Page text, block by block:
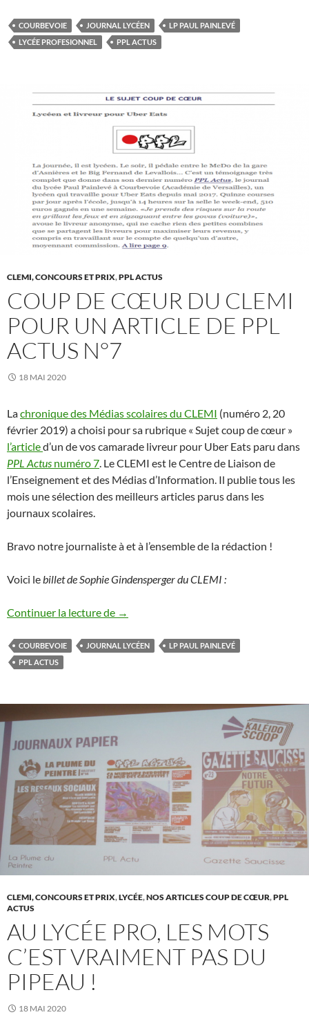
COURBEVOIE JOURNAL LYCÉEN
LP PAUL PAINLEVÉ
LYCÉE PROFESIONNEL
PPL ACTUS
CLEMI, CONCOURS ET PRIX,PPL ACTUS
COUP DE CŒUR DU CLEMI
POUR UN ARTICLE DE PPL
ACTUS N°7
18 MAI 2020
Lachronique des Médias scolaires du CLEMI (numéro 2, 20
février 2019) a choisi pour sa rubrique « Sujet coup de cœur »
l’articled’un de vos camarade livreur pour Uber Eats paru dans
PPL Actus numéro 7. Le CLEMI est le Centre de Liaison de
l’Enseignement et des Médias d’Information. Il publie tous les
mois une sélection des meilleurs articles parus dans les
journaux scolaires.
Bravo notre journaliste à et à l’ensemble de la rédaction !
Voici lebillet de Sophie Gindensperger du CLEMI :
Continuer la lecture de Coup de cœur du Clemi pour Un article
→
COURBEVOIE JOURNAL LYCÉEN
LP PAUL PAINLEVÉ
PPL ACTUS
CLEMI, CONCOURS ET PRIX,LYCÉE,NOS ARTICLES COUP DE CŒUR,PPL
ACTUS
AU LYCÉE PRO, LES MOTS
C’EST VRAIMENT PAS DU
PIPEAU !
18 MAI 2020